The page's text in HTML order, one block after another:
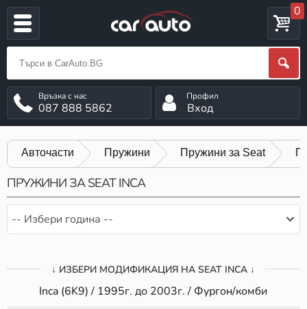
0
087 888 5862 Вход
Авточасти Пружини Пружини за Seat
ПРУЖИНИ ЗА SEAT INCA
-- Избери година --
↓ ИЗБЕРИ МОДИФИКАЦИЯ НА SEAT INCA ↓
Inca (6K9) / 1995г. до 2003г. / Фургон/комби